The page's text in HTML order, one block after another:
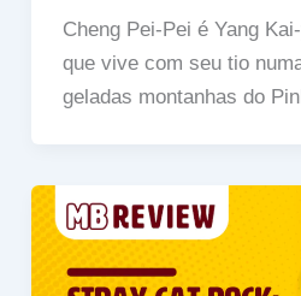
Cheng Pei-Pei é Yang
que vive com seu tio
geladas montanhas do